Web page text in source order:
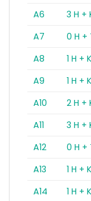
A6
3 H +
A7
0 H +
A8
1 H +
A9
1 H +
A10
2 H +
A11
3 H +
A12
0 H +
A13
1 H +
A14
1 H +